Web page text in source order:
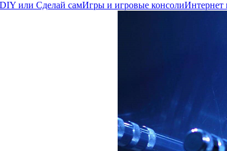
DIY или Сделай самИгры и игровые консолиИнтернет